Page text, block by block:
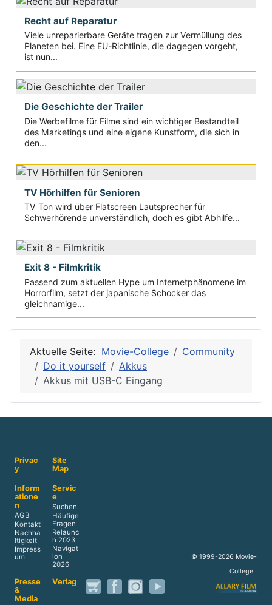
Recht auf Reparatur
Viele unreparierbare Geräte tragen zur Vermüllung des
Planeten bei. Eine EU-Richtlinie, die dagegen vorgeht,
ist nun...
Die Geschichte der Trailer
Die Werbefilme für Filme sind ein wichtiger Bestandteil
des Marketings und eine eigene Kunstform, die sich in
den...
TV Hörhilfen für Senioren
TV Ton wird über Flatscreen Lautsprecher für
Schwerhörende unverständlich, doch es gibt Abhilfe...
Exit 8 - Filmkritik
Passend zum aktuellen Hype um Internetphänomene im
Horrorfilm, setzt der japanische Schocker das
gleichnamige...
Aktuelle Seite: Movie-College
Community
Do it yourself
Akkus
Akkus mit USB-C Eingang
Privac
y
Site
Map
Inform
atione
n
AGB
Kontakt
Nachha
ltigkeit
Impress
um
Servic
e
Suchen
Häufige
Fragen
Relaunc
h 2023
Navigat
ion
2026
Presse
&
Media
Verlag
© 1999-2026 Movie-
College